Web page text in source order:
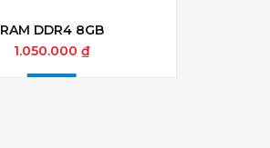
RAM DDR4 8GB
1.050.000 ₫